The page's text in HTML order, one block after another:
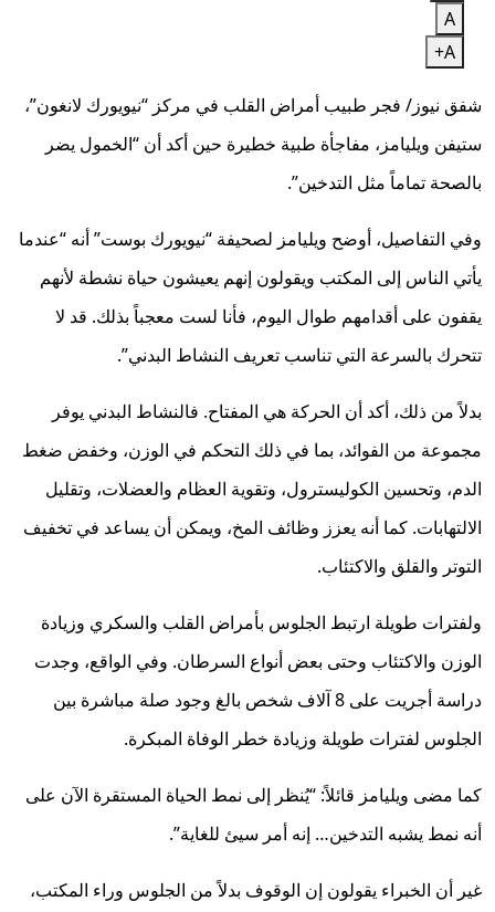
A
A+
شفق نيوز/ فجر طبيب أمراض القلب في مركز “نيويورك لانغون”،
ستيفن ويليامز، مفاجأة طبية خطيرة حين أكد أن “الخمول يضر
بالصحة تماماً مثل التدخين”.
وفي التفاصيل، أوضح ويليامز لصحيفة “نيويورك بوست” أنه “عندما
يأتي الناس إلى المكتب ويقولون إنهم يعيشون حياة نشطة لأنهم
يقفون على أقدامهم طوال اليوم، فأنا لست معجباً بذلك. قد لا
تتحرك بالسرعة التي تناسب تعريف النشاط البدني”.
بدلاً من ذلك، أكد أن الحركة هي المفتاح. فالنشاط البدني يوفر
مجموعة من الفوائد، بما في ذلك التحكم في الوزن، وخفض ضغط
الدم، وتحسين الكوليسترول، وتقوية العظام والعضلات، وتقليل
الالتهابات. كما أنه يعزز وظائف المخ، ويمكن أن يساعد في تخفيف
التوتر والقلق والاكتئاب.
ولفترات طويلة ارتبط الجلوس بأمراض القلب والسكري وزيادة
الوزن والاكتئاب وحتى بعض أنواع السرطان. وفي الواقع، وجدت
دراسة أجريت على 8 آلاف شخص بالغ وجود صلة مباشرة بين
الجلوس لفترات طويلة وزيادة خطر الوفاة المبكرة.
كما مضى ويليامز قائلاً: “يُنظر إلى نمط الحياة المستقرة الآن على
أنه نمط يشبه التدخين… إنه أمر سيئ للغاية”.
غير أن الخبراء يقولون إن الوقوف بدلاً من الجلوس وراء المكتب،